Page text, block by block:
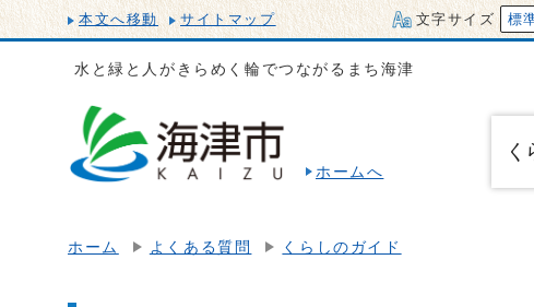
本文へ移動 サイトマップ 文字サイズ 標
水と緑と人がきらめく輪でつながるまち海津
ホームへ
ホーム よくある質問 くらしのガイド